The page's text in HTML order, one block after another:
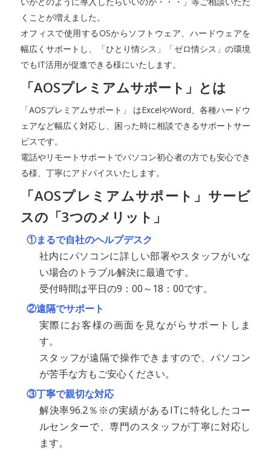
くことが増えました。
オフィスで使用するOSからソフトウェア、ハードウェアを
幅広くサポートし、「ひとり情シス」「ゼロ情シス」の環境
でもIT活用が促進できる様にいたします。
「AOSプレミアムサポート」とは
「AOSプレミアムサポート」 はExcelやWord、各種ハードウ
ェアなど幅広く対応し、困った時に相談できるサポートサー
ビスです。
電話やリモートサポートでパソコン初心者の方でも安心でき
る様、丁寧にアドバイスいたします。
「AOSプレミアムサポート」サービ
スの「3つのメリット」
①まるで自社のヘルプデスク
社内にパソコンに詳しい部署やスタッフがいな
い場合のトラブル解決に最適です。
受付時間は平日の9：00～18：00です。
②遠隔でサポート
実際にお客様の画面を見ながらサポートしま
す。
スタッフが遠隔で操作できますので、パソコン
が苦手な方もご安心ください。
③丁寧で親切な対応
解決率96.2％※の実績があるITに特化したコー
ルセンターで、専門のスタッフが丁寧に対応し
ます。